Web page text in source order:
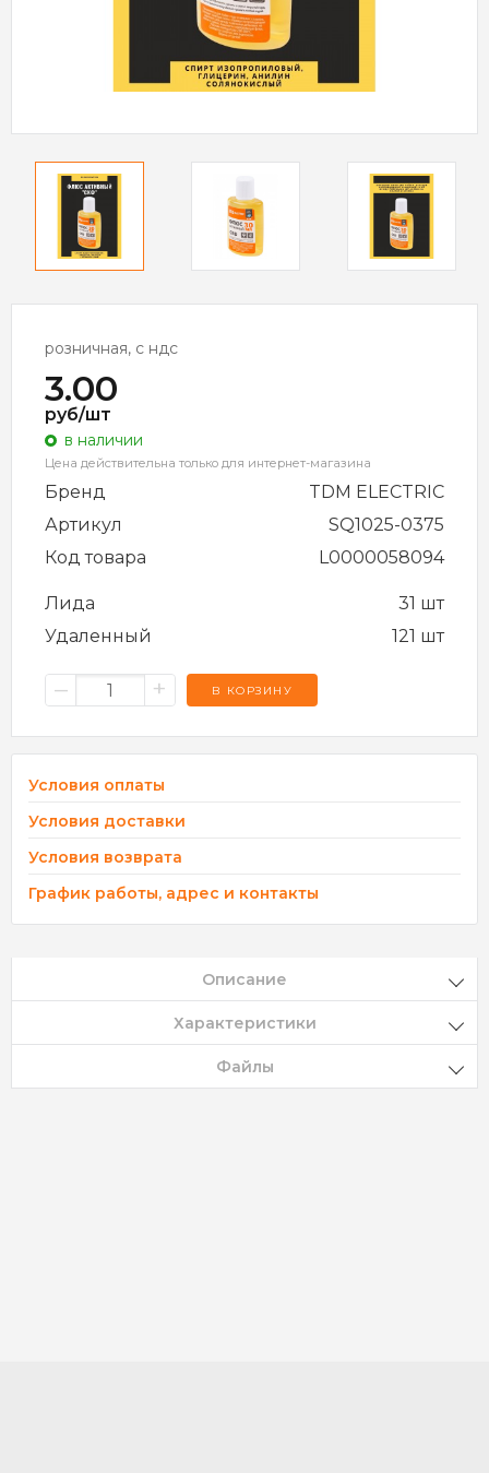
розничная, с ндс
3.00
руб/шт
в наличии
Цена действительна только для интернет-магазина
Бренд
TDM ELECTRIC
Артикул
SQ1025-0375
Код товара
L0000058094
Лида
31 шт
Удаленный
121 шт
– + В КОРЗИНУ
Условия оплаты
Условия доставки
Условия возврата
График работы, адрес и контакты
Описание
Характеристики
Файлы